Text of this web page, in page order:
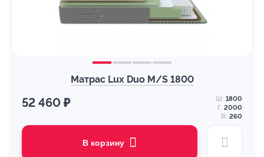
Матрас Lux Duo M/S 1800
52 460 ₽ Ш: 1800
Г: 2000
В: 260
В корзину